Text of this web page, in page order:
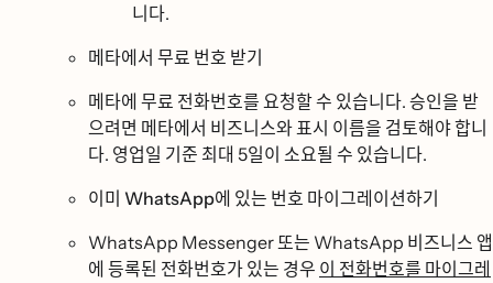
니다.
메타에서 무료 번호 받기
메타에 무료 전화번호를 요청할 수 있습니다. 승인을 받
으려면 메타에서 비즈니스와 표시 이름을 검토해야 합니
다. 영업일 기준 최대 5일이 소요될 수 있습니다.
이미 WhatsApp에 있는 번호 마이그레이션하기
WhatsApp Messenger 또는 WhatsApp 비즈니스 앱
에 등록된 전화번호가 있는 경우 이 전화번호를 마이그레